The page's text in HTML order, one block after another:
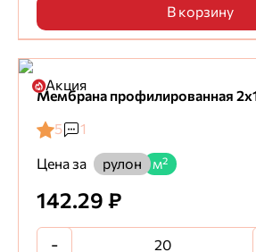
В корзину
Акция
Мембрана профилированная
5
1
Цена за
рулон м²
142.29 ₽
-